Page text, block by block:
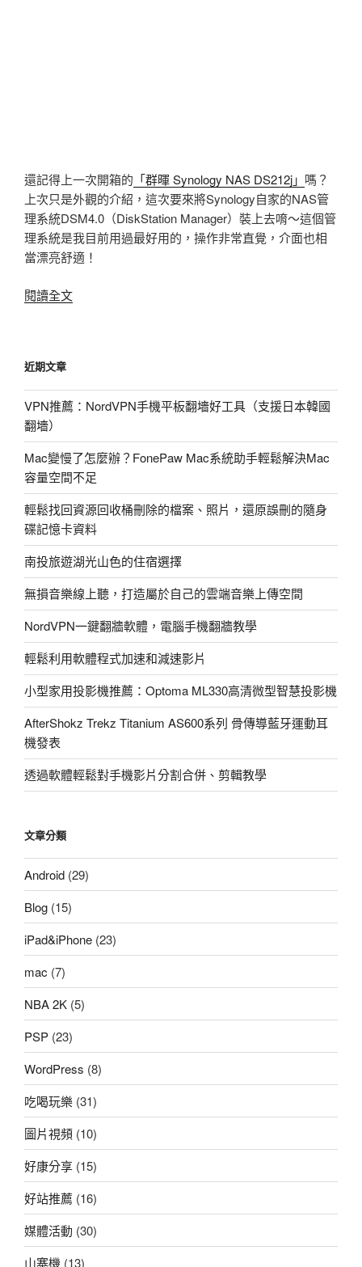
還記得上一次開箱的 「群暉 Synology NAS DS212j」 嗎？
上次只是外觀的介紹，這次要來將Synology自家的NAS管
理系統DSM4.0（DiskStation Manager）裝上去唷～這個管
理系統是我目前用過最好用的，操作非常直覺，介面也相
當漂亮舒適！
閱讀全文〈Synology
裝、
DSM4.0
色
介
紹〉
近期文章
VPN推薦：NordVPN手機平板翻墻好工具（支援日本韓國
翻墻）
Mac變慢了怎麼辦？FonePaw Mac系統助手輕鬆解決Mac
容量空間不足
輕鬆找回資源回收桶刪除的檔案、照片，還原誤刪的隨身
碟記憶卡資料
南投旅遊湖光山色的住宿選擇
無損音樂線上聽，打造屬於自己的雲端音樂上傳空間
NordVPN一鍵翻牆軟體，電腦手機翻牆教學
輕鬆利用軟體程式加速和減速影片
小型家用投影機推薦：Optoma ML330高清微型智慧投影機
AfterShokz Trekz Titanium AS600系列 骨傳導藍牙運動耳
機發表
透過軟體輕鬆對手機影片分割合併、剪輯教學
文章分類
Android (29)
Blog (15)
iPad&iPhone (23)
mac (7)
NBA 2K (5)
PSP (23)
WordPress (8)
吃喝玩樂 (31)
圖片視頻 (10)
好康分享 (15)
好站推薦 (16)
媒體活動 (30)
山寨機 (13)